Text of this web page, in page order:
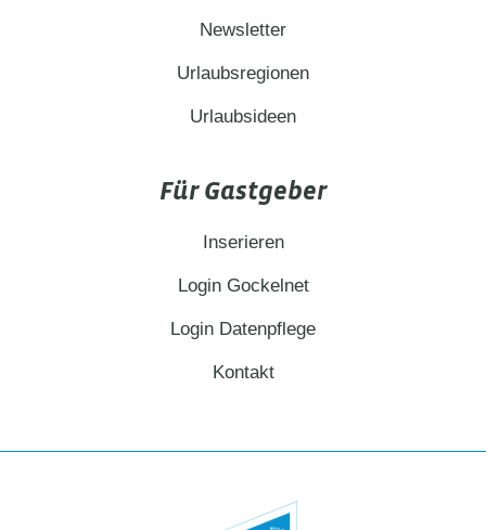
Newsletter
Urlaubsregionen
Urlaubsideen
Für Gastgeber
Inserieren
Login Gockelnet
Login Datenpflege
Kontakt